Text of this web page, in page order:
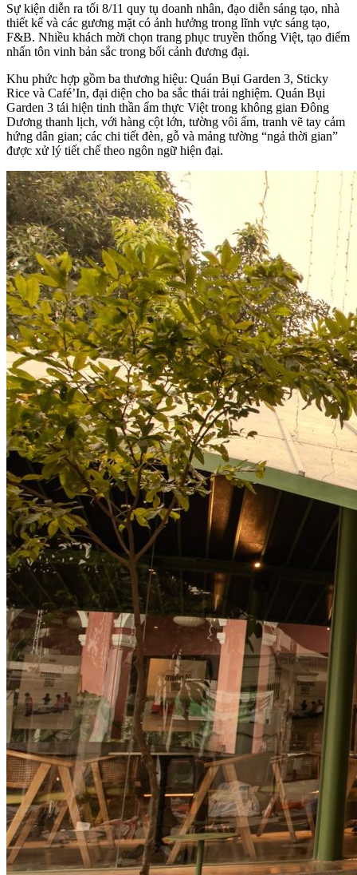
Sự kiện diễn ra tối 8/11 quy tụ doanh nhân, đạo diễn sáng tạo, nhà
thiết kế và các gương mặt có ảnh hưởng trong lĩnh vực sáng tạo,
F&B. Nhiều khách mời chọn trang phục truyền thống Việt, tạo điểm
nhấn tôn vinh bản sắc trong bối cảnh đương đại.
Khu phức hợp gồm ba thương hiệu: Quán Bụi Garden 3, Sticky
Rice và Café’In, đại diện cho ba sắc thái trải nghiệm. Quán Bụi
Garden 3 tái hiện tinh thần ẩm thực Việt trong không gian Đông
Dương thanh lịch, với hàng cột lớn, tường vôi ấm, tranh vẽ tay cảm
hứng dân gian; các chi tiết đèn, gỗ và mảng tường “ngả thời gian”
được xử lý tiết chế theo ngôn ngữ hiện đại.